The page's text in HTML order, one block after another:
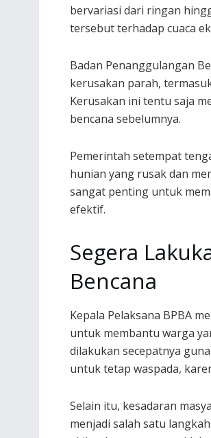
bervariasi dari ringan
tersebut terhadap cuaca
Badan Penanggulangan
kerusakan parah,
Kerusakan ini tentu saja
bencana sebelumnya.
Pemerintah setempat
hunian yang rusak dan
sangat penting untuk
efektif.
Segera
Bencana
Kepala Pelaksana BPBA
untuk membantu warga
dilakukan secepatnya
untuk tetap waspada,
Selain itu, kesadaran
menjadi salah satu